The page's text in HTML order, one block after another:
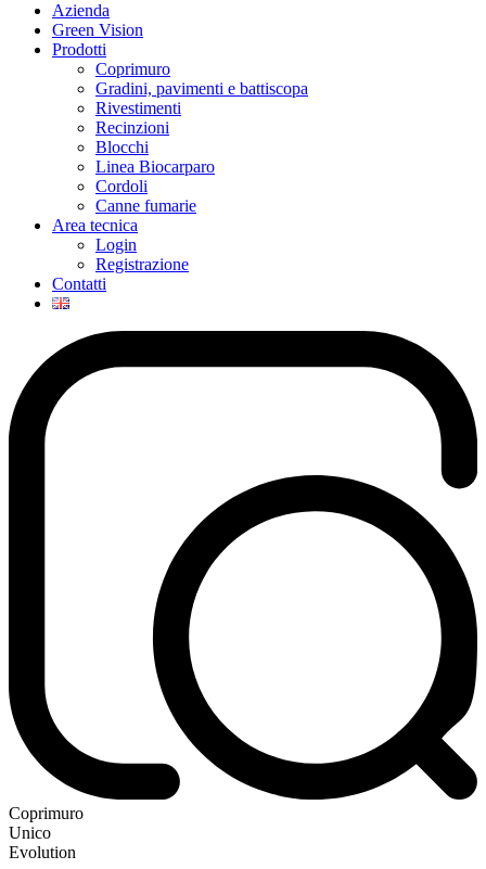
Azienda
Green Vision
Prodotti
Coprimuro
Gradini, pavimenti e battiscopa
Rivestimenti
Recinzioni
Blocchi
Linea Biocarparo
Cordoli
Canne fumarie
Area tecnica
Login
Registrazione
Contatti
Coprimuro
Unico
Evolution